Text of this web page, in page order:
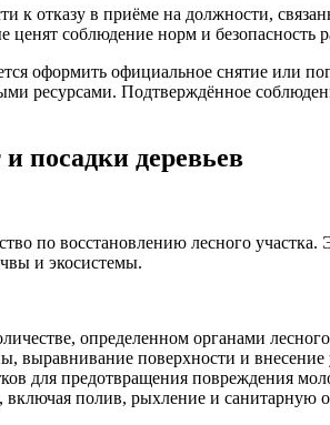
отказу в приёме на должности,
ценят соблюдение норм и безопасность
оформить официальное снятие или
ресурсами. Подтверждённое
посадки деревьев
по восстановлению лесного участка.
и экосистемы.
определенном органами
выравнивание поверхности и
для предотвращения повреждения
полив, рыхление и санитарную